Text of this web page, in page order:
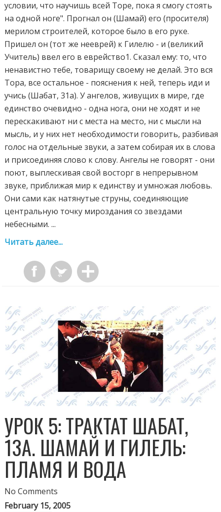
условии, что научишь всей Торе, пока я смогу стоять
на одной ноге". Прогнал он (Шамай) его (просителя)
мерилом строителей, которое было в его руке.
Пришел он (тот же нееврей) к Гилелю - и (великий
Учитель) ввел его в еврейство1. Сказал ему: то, что
ненавистно тебе, товарищу своему не делай. Это вся
Тора, все остальное - пояснения к ней, теперь иди и
учись (Шабат, 31а). У ангелов, живущих в мире, где
единство очевидно - одна нога, они не ходят и не
перескакивают ни с места на место, ни с мысли на
мысль, и у них нет необходимости говорить, разбивая
голос на отдельные звуки, а затем собирая их в слова
и присоединяя слово к слову. Ангелы не говорят - они
поют, выплескивая свой восторг в непрерывном
звуке, приближая мир к единству и умножая любовь.
Они сами как натянутые струны, соединяющие
центральную точку мироздания со звездами
небесными. ...
Читать далее...
УРОК 5: ТРАКТАТ ШАБАТ,
13А. ШАМАЙ И ГИЛЕЛЬ:
ПЛАМЯ И ВОДА
No Comments
February 15, 2005